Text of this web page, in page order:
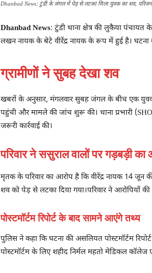
Dhanbad News: टुंडी के जंगल में पेड़ से लटका मिला युवक का शव,
Dhanbad News: टुंडी थाना क्षेत्र की लुकैया
लखन नायक के बेटे वीरेंद्र नायक के रूप में हुई है।
ग्रामीणों ने सुबह देखा शव
खबरों के अनुसार, मंगलवार सुबह जंगल के बीच एक युवक
पहुंची और मामले की जांच शुरू की। थाना प्रभारी
जरूरी कार्रवाई की।
परिवार ने ससुराल वालों पर गड़बड़ी का
मृतक के परिवार का आरोप है कि वीरेंद्र नायक 14 जून
शव को पेड़ से लटका दिया गया।परिवार ने आरोपियों
पोस्टमॉर्टम रिपोर्ट के बाद सामने आएंगे तथ्य
पुलिस ने कहा कि घटना की असलियत पोस्टमॉर्टम
पोस्टमॉर्टम के लिए शहीद निर्मल महतो मेडिकल